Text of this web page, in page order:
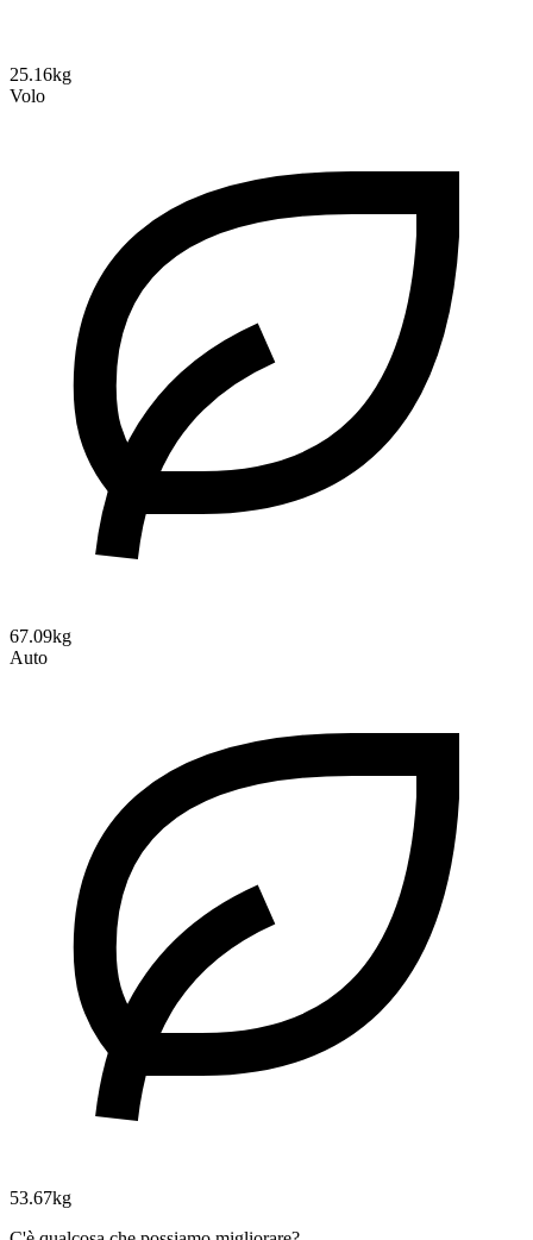
25.16kg
Volo
67.09kg
Auto
53.67kg